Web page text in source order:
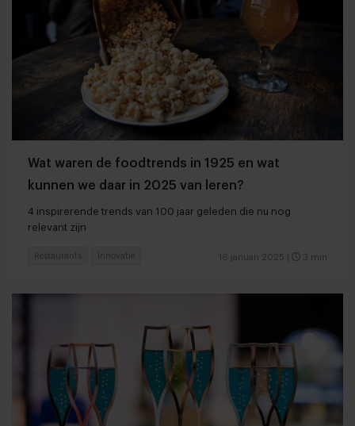
Wat waren de foodtrends in 1925 en wat
kunnen we daar in 2025 van leren?
4 inspirerende trends van 100 jaar geleden die nu nog
relevant zijn
16 januari 2025 3 min
Restaurants Innovatie